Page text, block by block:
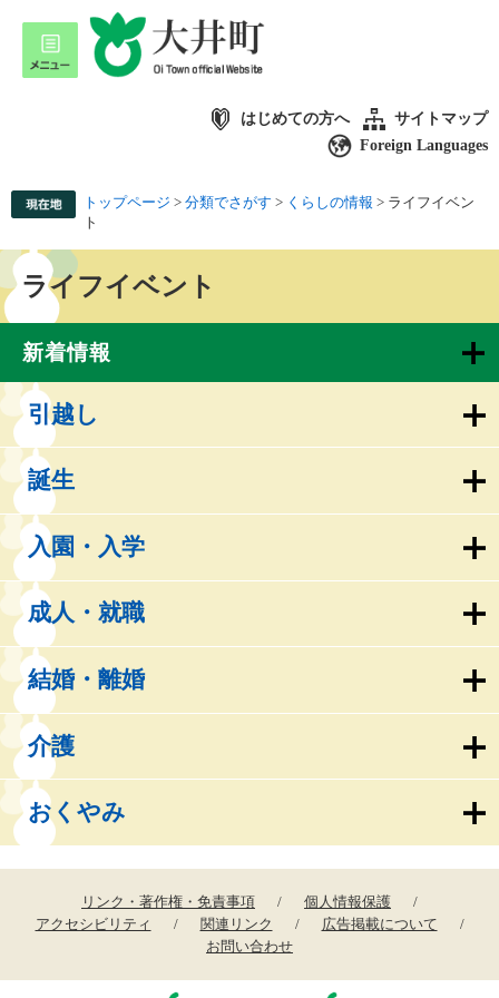
はじめての方へ
サイトマップ
Foreign Languages
トップページ > 分類でさがす > くらしの情報 > ライフイベン
ト
ライフイベント
新着情報
引越し
誕生
入園・入学
成人・就職
結婚・離婚
介護
おくやみ
リンク・著作権・免責事項
個人情報保護
アクセシビリティ
関連リンク
広告掲載について
お問い合わせ